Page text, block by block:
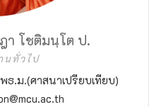
า โชติมนฺโต ป.
นทั่วไป
.ม.(ศาสนาเปรียบเทียบ)